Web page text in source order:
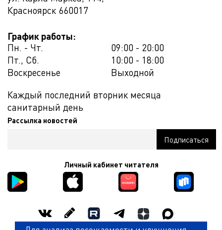
Красноярск 660017
График работы:
Пн. - Чт.
09:00 - 20:00
Пт., Сб.
10:00 - 18:00
Воскресенье
Выходной
Каждый последний вторник месяца
санитарный день
Рассылка новостей
Личный кабинет читателя